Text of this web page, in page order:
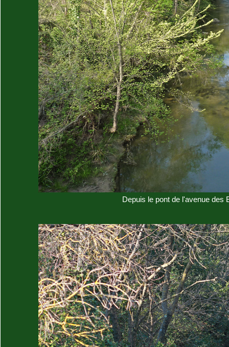
Depuis le pont de l'avenue des